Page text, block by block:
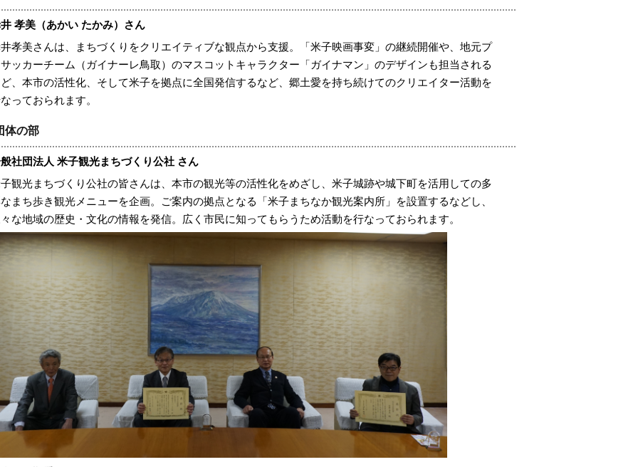
孝美（あかい たかみ）さん
孝美さんは、まちづくりをクリエイティブな観点から支援。「米子映画事変」の継続開催や、地元プ
ッカーチーム（ガイナーレ鳥取）のマスコットキャラクター「ガイナマン」のデザインも担当される
、本市の活性化、そして米子を拠点に全国発信するなど、郷土愛を持ち続けてのクリエイター活動を
っておられます。
体の部
社団法人 米子観光まちづくり公社 さん
観光まちづくり公社の皆さんは、本市の観光等の活性化をめざし、米子城跡や城下町を活用しての多
まち歩き観光メニューを企画。ご案内の拠点となる「米子まちなか観光案内所」を設置するなどし、
な地域の歴史・文化の情報を発信。広く市民に知ってもらうため活動を行なっておられます。